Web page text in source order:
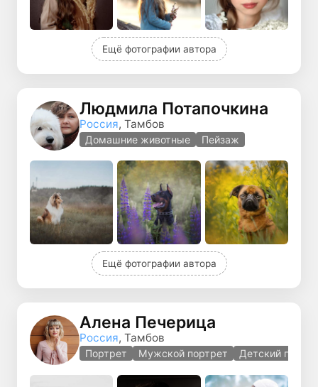
Ещё фотографии автора
Людмила Потапочкина
Россия, Тамбов
Домашние животные Пейзаж
Ещё фотографии автора
Алена Печерица
Россия, Тамбов
Портрет Мужской портрет Детский